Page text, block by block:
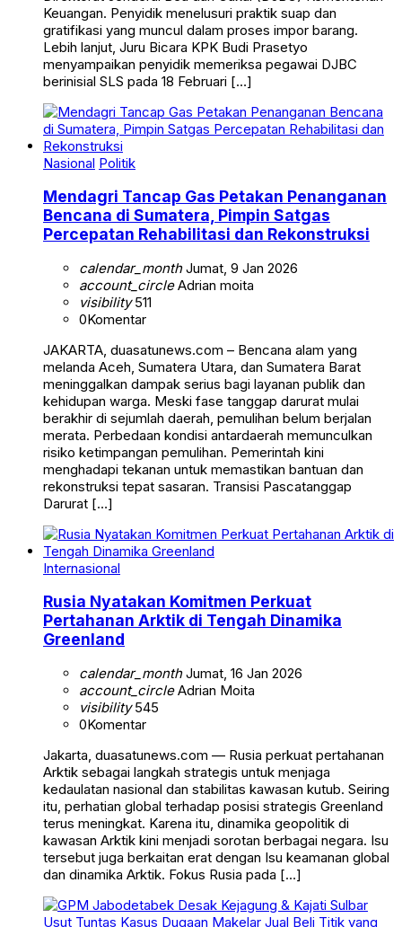
Keuangan. Penyidik menelusuri praktik suap dan
gratifikasi yang muncul dalam proses impor barang.
Lebih lanjut, Juru Bicara KPK Budi Prasetyo
menyampaikan penyidik memeriksa pegawai DJBC
berinisial SLS pada 18 Februari […]
Nasional Politik
Mendagri Tancap Gas Petakan Penanganan
Bencana di Sumatera, Pimpin Satgas
Percepatan Rehabilitasi dan Rekonstruksi
calendar_monthJumat, 9 Jan 2026
account_circleAdrian moita
visibility511
0Komentar
JAKARTA, duasatunews.com – Bencana alam yang
melanda Aceh, Sumatera Utara, dan Sumatera Barat
meninggalkan dampak serius bagi layanan publik dan
kehidupan warga. Meski fase tanggap darurat mulai
berakhir di sejumlah daerah, pemulihan belum berjalan
merata. Perbedaan kondisi antardaerah memunculkan
risiko ketimpangan pemulihan. Pemerintah kini
menghadapi tekanan untuk memastikan bantuan dan
rekonstruksi tepat sasaran. Transisi Pascatanggap
Darurat […]
Internasional
Rusia Nyatakan Komitmen Perkuat
Pertahanan Arktik di Tengah Dinamika
Greenland
calendar_monthJumat, 16 Jan 2026
account_circleAdrian Moita
visibility545
0Komentar
Jakarta, duasatunews.com — Rusia perkuat pertahanan
Arktik sebagai langkah strategis untuk menjaga
kedaulatan nasional dan stabilitas kawasan kutub. Seiring
itu, perhatian global terhadap posisi strategis Greenland
terus meningkat. Karena itu, dinamika geopolitik di
kawasan Arktik kini menjadi sorotan berbagai negara. Isu
tersebut juga berkaitan erat dengan Isu keamanan global
dan dinamika Arktik. Fokus Rusia pada […]